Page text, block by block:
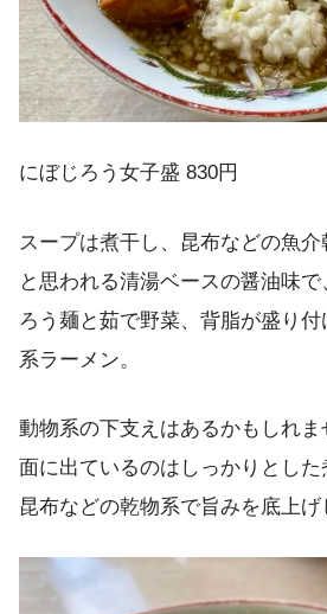
にぼじろう女子盛 830円
スープは煮干し、昆布などの魚
と思われる清湯ベースの醤油味
ろう麺と茹で野菜、背脂が盛り
系ラーメン。
動物系の下支えはあるかもしれ
面に出ているのはしっかりとした
昆布などの乾物系で旨みを底上